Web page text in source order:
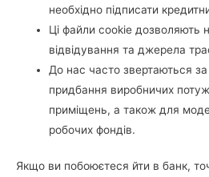
необхідно підписати
Ці файли cookie дозволяють
відвідування та джерела
До нас часто звертаються
придбання виробничих
приміщень, а також для
робочих фондів.
Якщо ви побоюєтеся йти в банк,